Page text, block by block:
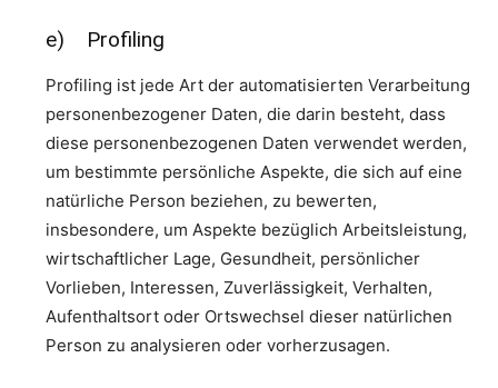
e) Profiling
Profiling ist jede Art der automatisierten Verarbeitung
personenbezogener Daten, die darin besteht, dass
diese personenbezogenen Daten verwendet werden,
um bestimmte persönliche Aspekte, die sich auf eine
natürliche Person beziehen, zu bewerten,
insbesondere, um Aspekte bezüglich Arbeitsleistung,
wirtschaftlicher Lage, Gesundheit, persönlicher
Vorlieben, Interessen, Zuverlässigkeit, Verhalten,
Aufenthaltsort oder Ortswechsel dieser natürlichen
Person zu analysieren oder vorherzusagen.